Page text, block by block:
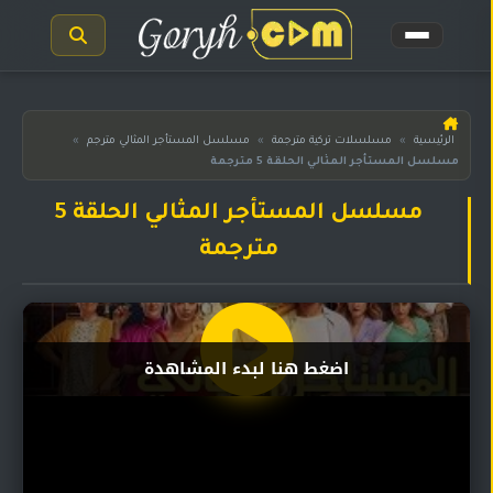
الرئيسية
مسلسلات
المترجمة
مدبلجة
الرئيسية » مسلسلات تركية مترجمة » مسلسل المستأجر المثالي مترجم
»
مسلسل المستأجر المثالي الحلقة 5 مترجمة
مسلسل المستأجر المثالي الحلقة 5
مترجمة
اضغط هنا لبدء المشاهدة